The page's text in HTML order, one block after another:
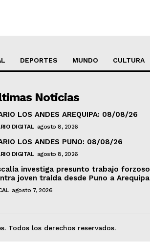
DEPORTES MUNDO CULTURA
Noticias
LOS ANDES AREQUIPA: 08/08/26
DIGITAL agosto 8, 2026
LOS ANDES PUNO: 08/08/26
DIGITAL agosto 8, 2026
investiga presunto trabajo forzoso
joven traída desde Puno a Arequipa
agosto 7, 2026
Todos los derechos reservados.